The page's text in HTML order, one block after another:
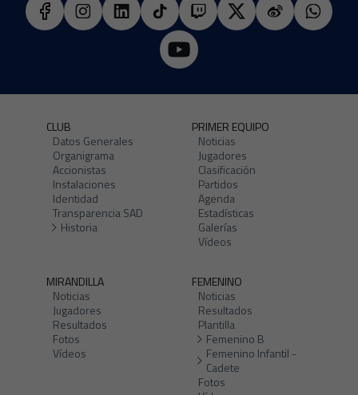
CLUB
Datos Generales
Organigrama
Accionistas
Instalaciones
Identidad
Transparencia SAD
Historia
PRIMER EQUIPO
Noticias
Jugadores
Clasificación
Partidos
Agenda
Estadísticas
Galerías
Vídeos
MIRANDILLA
Noticias
Jugadores
Resultados
Fotos
Vídeos
FEMENINO
Noticias
Resultados
Plantilla
Femenino B
Femenino Infantil -
Cadete
Fotos